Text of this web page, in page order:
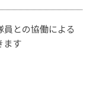
との協働による
ます